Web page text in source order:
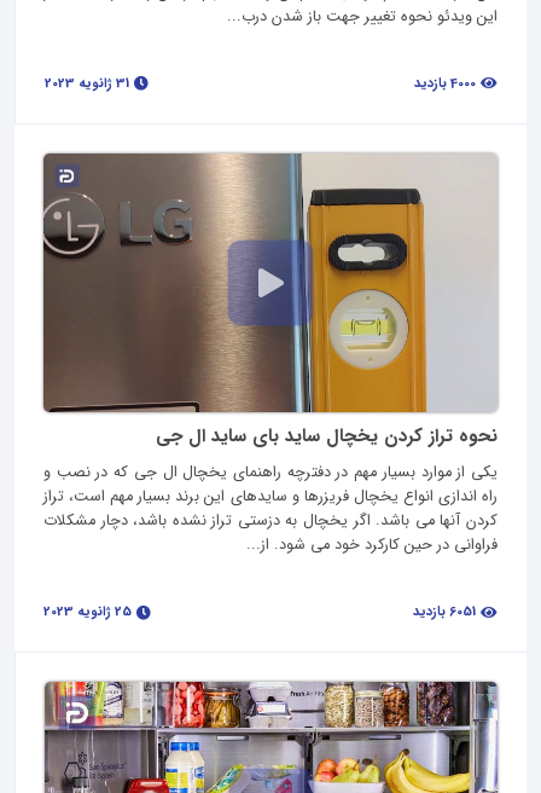
این ویدئو نحوه تغییر جهت باز شدن درب...
نحوه تراز کردن یخچال ساید بای ساید ال جی
یکی از موارد بسیار مهم در دفترچه راهنمای یخچال ال جی که در نصب و
راه اندازی انواع یخچال فریزرها و سایدهای این برند بسیار مهم است، تراز
کردن آنها می‌ باشد. اگر یخچال به دزستی تراز نشده باشد، دچار مشکلات
فراوانی در حین کارکرد خود می‌ شود. از...